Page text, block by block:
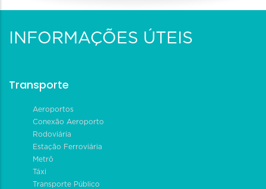
INFORMAÇÕES ÚTEIS
Transporte
Aeroportos
Conexão Aeroporto
Rodoviária
Estação Ferroviária
Metrô
Táxi
Transporte Público